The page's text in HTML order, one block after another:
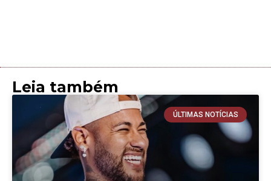
Leia também
ÚLTIMAS NOTÍCIAS